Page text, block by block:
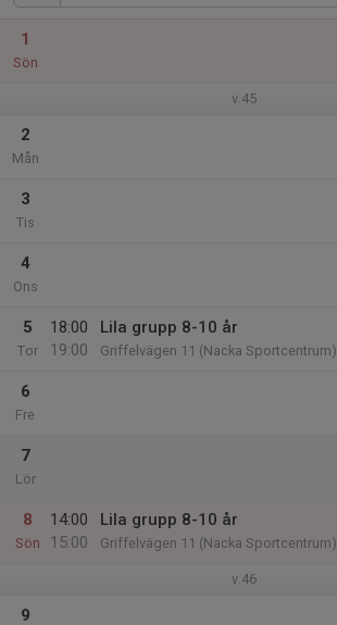
1
Sön
v.45
2
Mån
3
Tis
4
Ons
5
Tor
18:00
19:00
Lila grupp 8-10 år
Griffelvägen 11 (Nacka Sportcentrum)
6
Fre
7
Lör
8
Sön
14:00
15:00
Lila grupp 8-10 år
Griffelvägen 11 (Nacka Sportcentrum)
v.46
9